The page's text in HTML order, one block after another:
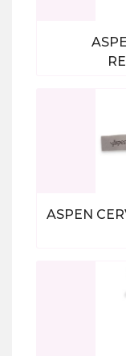
ASPEN